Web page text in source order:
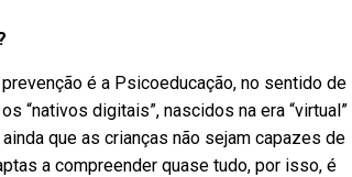
é a Psicoeducação, no sentido de
“nativos digitais”, nascidos na era “virtual”
que as crianças não sejam capazes de
a compreender quase tudo, por isso, é